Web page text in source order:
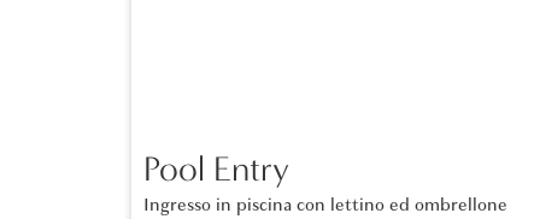
Pool Entry
Ingresso in piscina con lettino ed ombrellone